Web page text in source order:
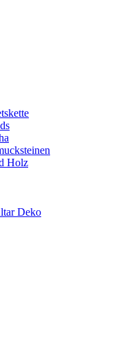
Holz
Deko